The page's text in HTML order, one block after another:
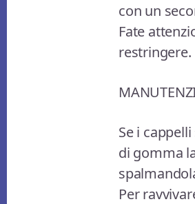
con un
Fate
restringere.
Se i
di gomma
Per